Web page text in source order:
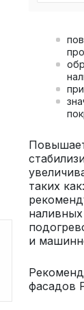
таких
и
фасадов